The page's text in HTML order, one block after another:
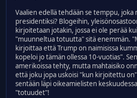
Vaalien edellä tehdään se temppu, joka
presidentiksi? Blogeihin,
kirjoitetaan jotakin, jossa ei ole perää
"muunneltua totuutta" sitä enemmän.
kirjoittaa että Trump on naimisissa
kopeloi jo tämän ollessa 10-vuotias".
amerikoissa tehty, mutta mahtaisiko
että joku jopa uskoisi "kun kirjoitettu
sentään läpi oikeamielisten
"totuudet"!